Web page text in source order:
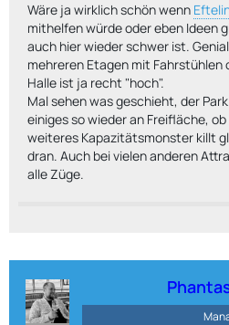
Wäre ja wirklich schön wenn
mithelfen würde oder eben Ideen
auch hier wieder schwer ist.
mehreren Etagen mit Fahrstühlen
Halle ist ja recht "hoch".
Mal sehen was geschieht, der
einiges so wieder an Freifläche,
weiteres Kapazitätsmonster killt
dran. Auch bei vielen anderen
alle Züge.